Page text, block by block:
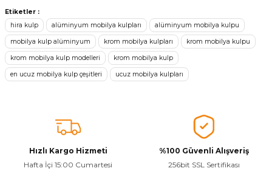
konularda yetersiz gördüğünüz noktaları öneri formunu kullanarak
tarafımıza iletebilirsiniz.
Görüş ve önerileriniz için teşekkür ederiz.
Ürün resmi kalitesiz, bozuk veya görüntülenemiyor.
Ürün açıklamasında eksik bilgiler bulunuyor.
Bu ürüne benzer farklı alternatifler olmalı.
Etiketler :
hira kulp
alüminyum mobilya kulpları alüminyum mobilya kulpu
mobilya kulp alüminyum krom mobilya kulpları krom mobilya kulpu
krom mobilya kulp modelleri krom mobilya kulp
en ucuz mobilya kulp çeşitleri ucuz mobilya kulpları
Hızlı Kargo Hizmeti
Hafta İçi 15:00 Cumartesi
%100 Güvenli Alışveriş
256bit SSL Sertifikası